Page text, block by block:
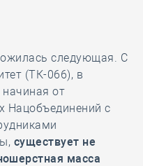
следующая. С
(ТК-066), в
от
Нацобъединений с
существует не
масса